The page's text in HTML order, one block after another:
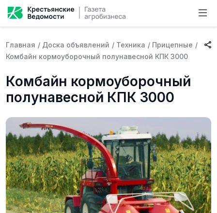
Главная / Доска объявлений / Техника / Прицепные /
Комбайн кормоуборочный полунавесной КПК 3000
Комбайн кормоуборочный
полунавесной КПК 3000